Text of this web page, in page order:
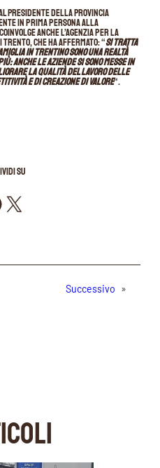
Presidente della Provincia
in prima persona alla
anche l’Agenzia per la
Trento, che ha affermato: “Si tratta
in Trentino sono una realtà
anche le aziende si sono messe in
la qualità del lavoro delle
e di creazione di valore“.
SU
Facebook
Condividi su X
Successivo »